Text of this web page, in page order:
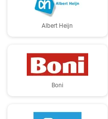
Albert Heijn
Boni